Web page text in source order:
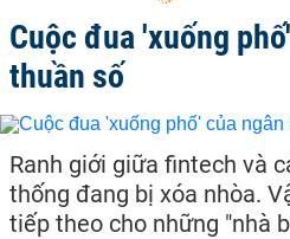
Cuộc đua 'xuống
thuần số
Ranh giới giữa fintech và
thống đang bị xóa nhòa.
tiếp theo cho những "nhà